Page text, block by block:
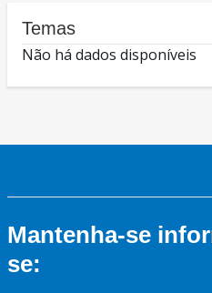
Temas
Não há dados disponíveis
Mantenha-se
se: